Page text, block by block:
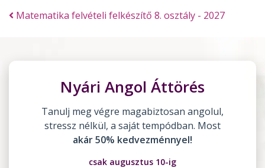
Matematika felvételi felkészítő 8. osztály - 2027
Nyári Angol Áttörés
Tanulj meg végre magabiztosan angolul,
stressz nélkül, a saját tempódban. Most
akár 50% kedvezménnyel!
csak augusztus 10-ig